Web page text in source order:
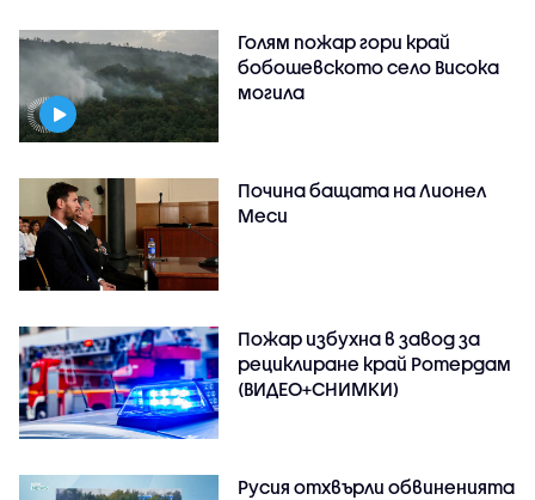
Голям пожар гори край
бобошевското село Висока
могила
Почина бащата на Лионел
Меси
Пожар избухна в завод за
рециклиране край Ротердам
(ВИДЕО+СНИМКИ)
Русия отхвърли обвиненията